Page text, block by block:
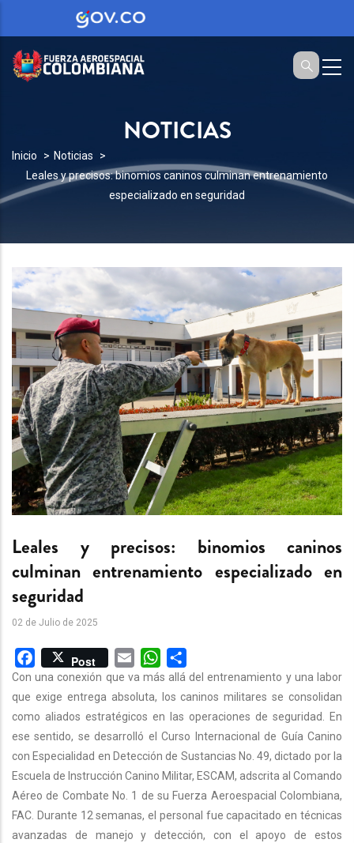
NOTICIAS
SOBRESCRIBIR
ENLACES
DE
LA
NAVEGACIÓN
Inicio
Noticias
Leales y precisos: binomios caninos culminan entrenamiento
especializado en seguridad
Leales y precisos: binomios caninos
culminan entrenamiento especializado en
seguridad
02 de Julio de 2025
Facebook
Post Email WhatsApp
Con una conexión que va más allá del entrenamiento y una labor
que exige entrega absoluta, los caninos militares se consolidan
como aliados estratégicos en las operaciones de seguridad. En
ese sentido, se desarrolló el Curso Internacional de Guía Canino
con Especialidad en Detección de Sustancias No. 49, dictado por la
Escuela de Instrucción Canino Militar, ESCAM, adscrita al Comando
Aéreo de Combate No. 1 de su Fuerza Aeroespacial Colombiana,
FAC. Durante 12 semanas, el personal fue capacitado en técnicas
avanzadas de manejo y detección, con el apoyo de estos